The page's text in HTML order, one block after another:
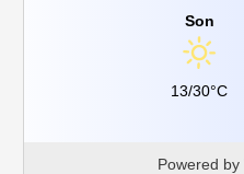
Son
13/30°C
Powered by